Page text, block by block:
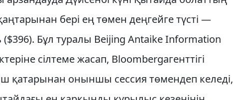
бері ең төмен деңгейге түсті —
Бұл туралы Beijing Antaike Information
сілтеме жасап, Bloombergагенттігі
қатарынан оныншы сессия төмендеп келеді,